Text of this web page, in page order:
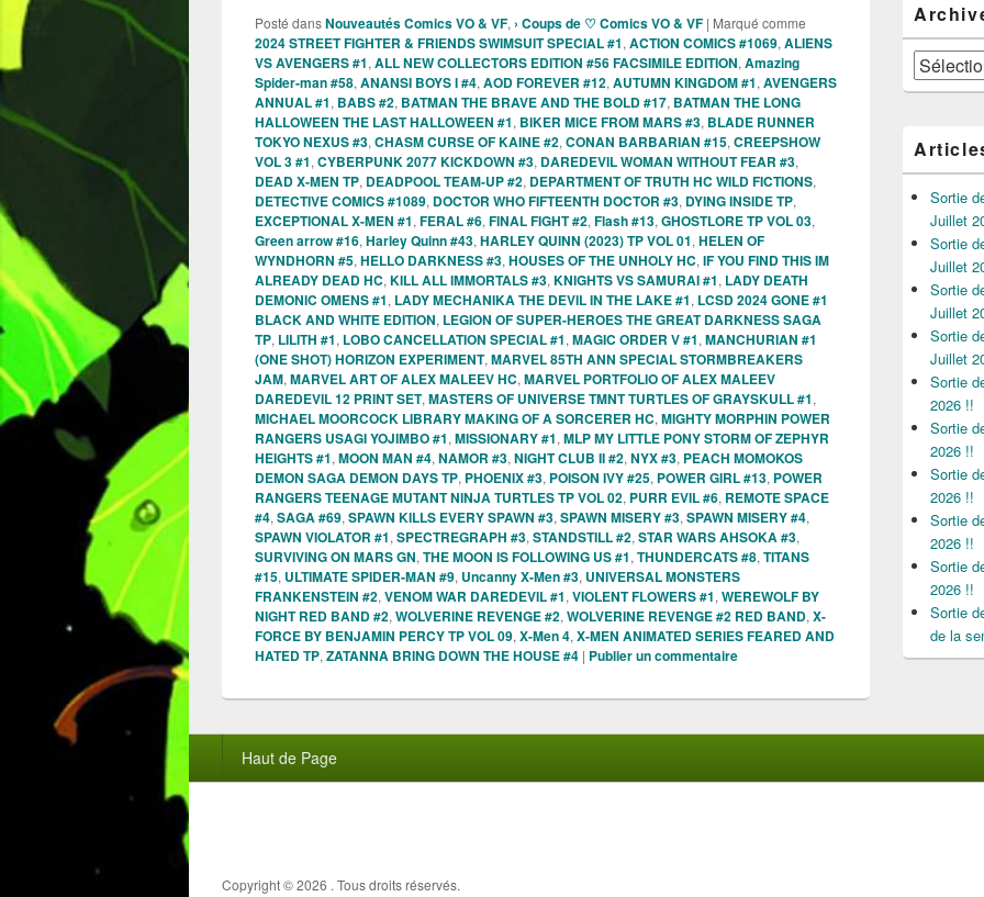
Posté dansNouveautés Comics VO & VF, › Coups de ♡ Comics VO & VF | Marqué comme
2024 STREET FIGHTER & FRIENDS SWIMSUIT SPECIAL #1, ACTION COMICS #1069, ALIENS
VS AVENGERS #1, ALL NEW COLLECTORS EDITION #56 FACSIMILE EDITION, Amazing
Spider-man #58, ANANSI BOYS I #4, AOD FOREVER #12, AUTUMN KINGDOM #1, AVENGERS
ANNUAL #1, BABS #2, BATMAN THE BRAVE AND THE BOLD #17, BATMAN THE LONG
HALLOWEEN THE LAST HALLOWEEN #1, BIKER MICE FROM MARS #3, BLADE RUNNER
TOKYO NEXUS #3, CHASM CURSE OF KAINE #2, CONAN BARBARIAN #15, CREEPSHOW
VOL 3 #1, CYBERPUNK 2077 KICKDOWN #3, DAREDEVIL WOMAN WITHOUT FEAR #3,
DEAD X-MEN TP, DEADPOOL TEAM-UP #2, DEPARTMENT OF TRUTH HC WILD FICTIONS,
DETECTIVE COMICS #1089, DOCTOR WHO FIFTEENTH DOCTOR #3, DYING INSIDE TP,
EXCEPTIONAL X-MEN #1, FERAL #6, FINAL FIGHT #2, Flash #13, GHOSTLORE TP VOL 03,
Green arrow #16, Harley Quinn #43, HARLEY QUINN (2023) TP VOL 01, HELEN OF
WYNDHORN #5, HELLO DARKNESS #3, HOUSES OF THE UNHOLY HC, IF YOU FIND THIS IM
ALREADY DEAD HC, KILL ALL IMMORTALS #3, KNIGHTS VS SAMURAI #1, LADY DEATH
DEMONIC OMENS #1, LADY MECHANIKA THE DEVIL IN THE LAKE #1, LCSD 2024 GONE #1
BLACK AND WHITE EDITION, LEGION OF SUPER-HEROES THE GREAT DARKNESS SAGA
TP, LILITH #1, LOBO CANCELLATION SPECIAL #1, MAGIC ORDER V #1, MANCHURIAN #1
(ONE SHOT) HORIZON EXPERIMENT, MARVEL 85TH ANN SPECIAL STORMBREAKERS
JAM, MARVEL ART OF ALEX MALEEV HC, MARVEL PORTFOLIO OF ALEX MALEEV
DAREDEVIL 12 PRINT SET, MASTERS OF UNIVERSE TMNT TURTLES OF GRAYSKULL #1,
MICHAEL MOORCOCK LIBRARY MAKING OF A SORCERER HC, MIGHTY MORPHIN POWER
RANGERS USAGI YOJIMBO #1, MISSIONARY #1, MLP MY LITTLE PONY STORM OF ZEPHYR
HEIGHTS #1, MOON MAN #4, NAMOR #3, NIGHT CLUB II #2, NYX #3, PEACH MOMOKOS
DEMON SAGA DEMON DAYS TP, PHOENIX #3, POISON IVY #25, POWER GIRL #13, POWER
RANGERS TEENAGE MUTANT NINJA TURTLES TP VOL 02, PURR EVIL #6, REMOTE SPACE
#4, SAGA #69, SPAWN KILLS EVERY SPAWN #3, SPAWN MISERY #3, SPAWN MISERY #4,
SPAWN VIOLATOR #1, SPECTREGRAPH #3, STANDSTILL #2, STAR WARS AHSOKA #3,
SURVIVING ON MARS GN, THE MOON IS FOLLOWING US #1, THUNDERCATS #8, TITANS
#15, ULTIMATE SPIDER-MAN #9, Uncanny X-Men #3, UNIVERSAL MONSTERS
FRANKENSTEIN #2, VENOM WAR DAREDEVIL #1, VIOLENT FLOWERS #1, WEREWOLF BY
NIGHT RED BAND #2, WOLVERINE REVENGE #2, WOLVERINE REVENGE #2 RED BAND, X-
FORCE BY BENJAMIN PERCY TP VOL 09, X-Men 4, X-MEN ANIMATED SERIES FEARED AND
HATED TP, ZATANNA BRING DOWN THE HOUSE #4 | Publier un commentaire
Archives
Sortie
Juillet
Sortie
Juillet
Sortie
Juillet
Sortie
Juillet
Sortie
2026 !!
Sortie
2026 !!
Sortie
2026 !!
Sortie
2026 !!
Sortie
2026 !!
Sortie
de la
de
page
Haut de Page
Copyright © 2026 . Tous droits réservés.